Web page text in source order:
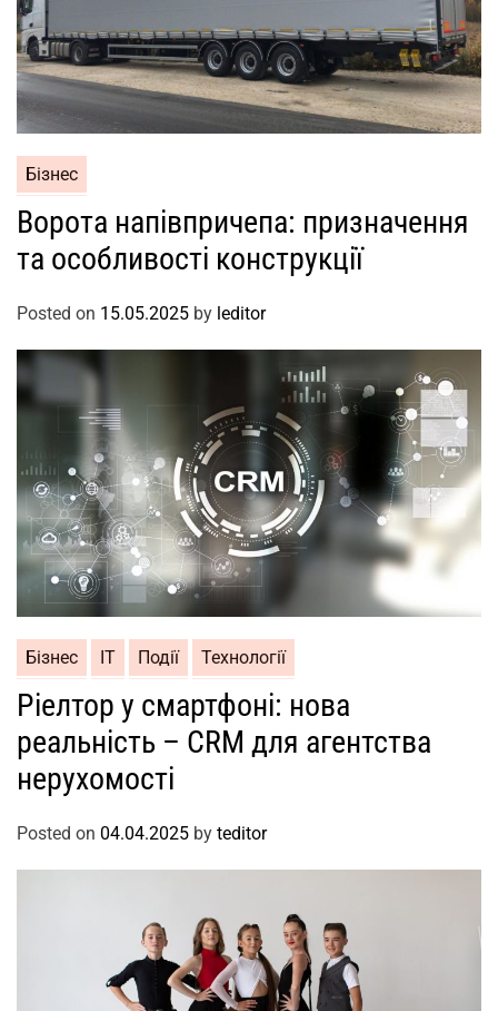
Бізнес
Ворота напівпричепа: призначення
та особливості конструкції
Posted on 15.05.2025 by leditor
Бізнес ІТ Події Технології
Ріелтор у смартфоні: нова
реальність – CRM для агентства
нерухомості
Posted on 04.04.2025 by teditor